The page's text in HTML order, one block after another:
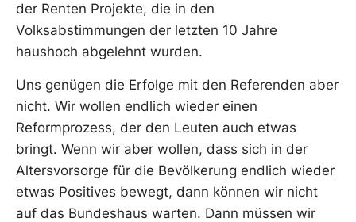
der Renten Projekte, die in den
Volksabstimmungen der letzten 10 Jahre
haushoch abgelehnt wurden.
Uns genügen die Erfolge mit den Referenden aber
nicht. Wir wollen endlich wieder einen
Reformprozess, der den Leuten auch etwas
bringt. Wenn wir aber wollen, dass sich in der
Altersvorsorge für die Bevölkerung endlich wieder
etwas Positives bewegt, dann können wir nicht
auf das Bundeshaus warten. Dann müssen wir